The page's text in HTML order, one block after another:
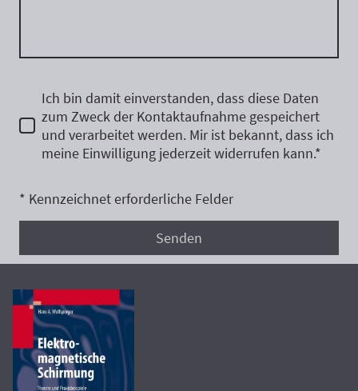
Ich bin damit einverstanden, dass diese Daten
zum Zweck der Kontaktaufnahme gespeichert
und verarbeitet werden. Mir ist bekannt, dass ich
meine Einwilligung jederzeit widerrufen kann.*
* Kennzeichnet erforderliche Felder
Senden